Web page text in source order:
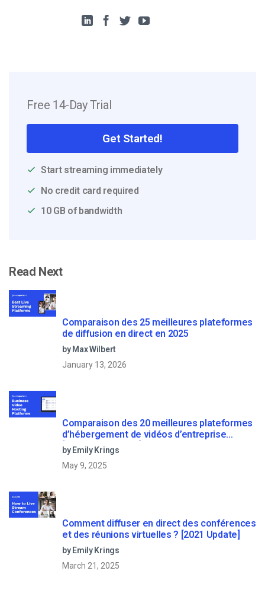
Free 14-Day Trial
Get Started!
Start streaming immediately
No credit card required
10 GB of bandwidth
Read Next
Comparaison des 25 meilleures plateformes
de diffusion en direct en 2025
by Max Wilbert
January 13, 2026
Comparaison des 20 meilleures plateformes
d’hébergement de vidéos d’entreprise
[Updated for 2022]
by Emily Krings
May 9, 2025
Comment diffuser en direct des conférences
et des réunions virtuelles ? [2021 Update]
by Emily Krings
March 21, 2025